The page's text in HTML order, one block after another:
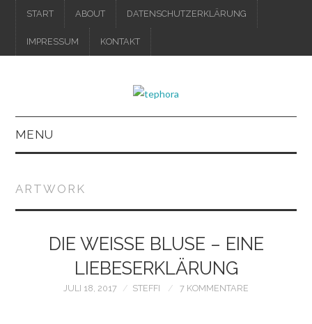
START ABOUT DATENSCHUTZERKLÄRUNG
IMPRESSUM KONTAKT
MENU
ARTWORK
DIE WEISSE BLUSE – EINE L
IEBESERKLÄRUNG
JULI 18, 2017 STEFFI 7 KOMMENTARE